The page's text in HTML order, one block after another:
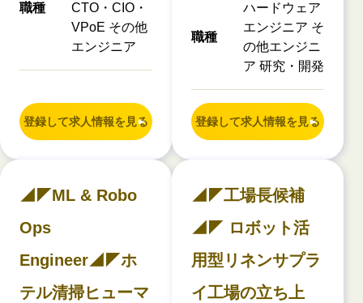
職種
CTO・CIO・
VPoE その他
エンジニア
登録して求人情報を見る
職種
ハードウェア
エンジニア そ
の他エンジニ
ア 研究・開発
登録して求人情報を見る
◢◤ML & Robo
Ops
Engineer◢◤ホ
テル清掃ヒューマ
◢◤工場長候補
◢◤ ロボット活
用型リネンサプラ
イ工場の立ち上